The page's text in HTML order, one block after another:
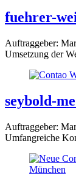
fuehrer-
Auftraggeber:
Umsetzung der
seybold-
Auftraggeber:
Umfangreiche